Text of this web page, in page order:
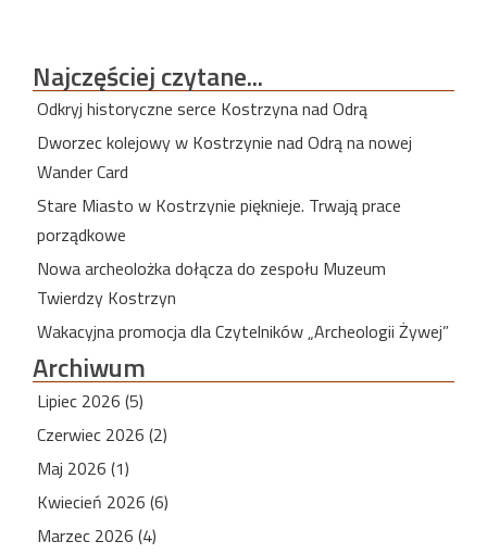
Najczęściejczytane...
Odkryj historyczne serce Kostrzyna nad Odrą
Dworzec kolejowy w Kostrzynie nad Odrą na nowej
Wander Card
Stare Miasto w Kostrzynie pięknieje. Trwają prace
porządkowe
Nowa archeolożka dołącza do zespołu Muzeum
Twierdzy Kostrzyn
Wakacyjna promocja dla Czytelników „Archeologii Żywej”
Archiwum
Lipiec 2026 (5)
Czerwiec 2026 (2)
Maj 2026 (1)
Kwiecień 2026 (6)
Marzec 2026 (4)